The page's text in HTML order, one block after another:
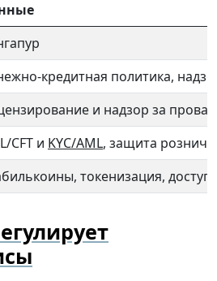
кредитная политика,
и надзор за
CFT и KYC/AML, защита
токенизация,